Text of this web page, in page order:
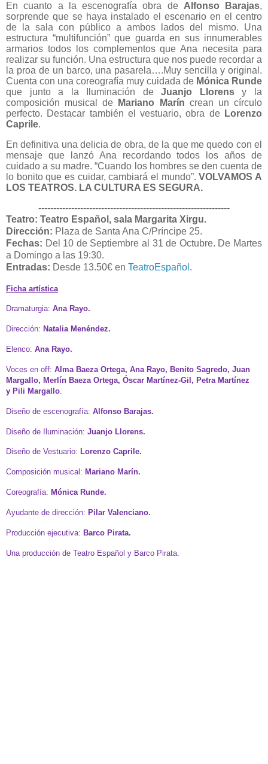
En cuanto a la escenografía obra de Alfonso Barajas,
sorprende que se haya instalado el escenario en el centro
de la sala con público a ambos lados del mismo. Una
estructura “multifunción” que guarda en sus innumerables
armarios todos los complementos que Ana necesita para
realizar su función. Una estructura que nos puede recordar a
la proa de un barco, una pasarela….Muy sencilla y original.
Cuenta con una coreografía muy cuidada de Mónica Runde
que junto a la Iluminación deJuanjo Llorensy la
composición musical de
Mariano Marín crean un círculo
perfecto. Destacar también el vestuario, obra de Lorenzo
Caprile.
En definitiva una delicia de obra, de la que me quedo con el
mensaje que lanzó Ana recordando todos los años de
cuidado a su madre. “Cuando los hombres se den cuenta de
lo bonito que es cuidar, cambiará el mundo”.VOLVAMOS A
LOS TEATROS. LA CULTURA ES SEGURA.
----------------------------------------------------------------
Teatro: Teatro Español, sala Margarita Xirgu.
Dirección: Plaza de Santa Ana C/Príncipe 25.
Fechas: Del 10 de Septiembre al 31 de Octubre. De Martes
a Domingo a las 19:30.
Entradas: Desde 13.50€ en TeatroEspañol .
Ficha artística
Dramaturgia: Ana Rayo.
Dirección: Natalia Menéndez.
Elenco: Ana Rayo.
Voces en off: Alma Baeza Ortega, Ana Rayo, Benito Sagredo, Juan
Margallo, Merlín Baeza Ortega, Óscar Martínez-Gil, Petra Martínez
y Pili Margallo
Diseño de escenografía: Alfonso Barajas.
Diseño de Iluminación: Juanjo Llorens.
Diseño de Vestuario: Lorenzo Caprile.
Composición musical: Mariano Marín.
Coreografía: Mónica Runde.
Ayudante de dirección: Pilar Valenciano.
Producción ejecutiva: Barco Pirata.
Una producción de Teatro Español y Barco Pirata.